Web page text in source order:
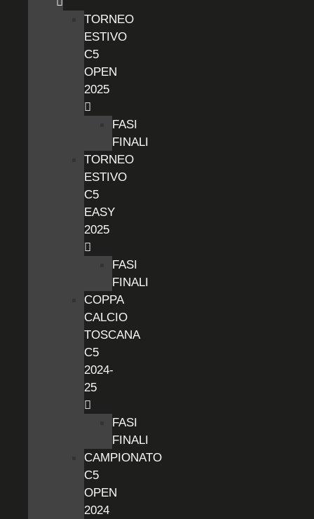
TORNEO
ESTIVO
C5
OPEN
2025
FASI
FINALI
TORNEO
ESTIVO
C5
EASY
2025
FASI
FINALI
COPPA
CALCIO
TOSCANA
C5
2024-
25
FASI
FINALI
CAMPIONATO
C5
OPEN
2024